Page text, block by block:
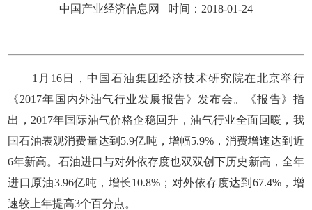
中国产业经济信息网 时间：2018-01-24
1月16日，中国石油集团经济技术研究院在北京举行
《2017年国内外油气行业发展报告》发布会。《报告》指
出，2017年国际油气价格企稳回升，油气行业全面回暖，我
国石油表观消费量达到5.9亿吨，增幅5.9%，消费增速达到近
6年新高。石油进口与对外依存度也双双创下历史新高，全年
进口原油3.96亿吨，增长10.8%；对外依存度达到67.4%，增
速较上年提高3个百分点。